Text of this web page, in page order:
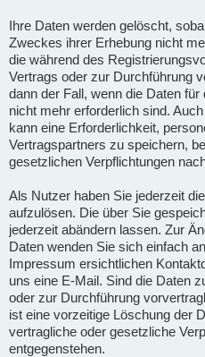
Ihre Daten werden gelöscht,
Zweckes ihrer Erhebung nicht
die während des
Vertrags oder zur Durchführung
dann der Fall, wenn die Daten
nicht mehr erforderlich sind.
kann eine Erforderlichkeit,
Vertragspartners zu speichern,
gesetzlichen Verpflichtungen
Als Nutzer haben Sie jederzeit
aufzulösen. Die über Sie
jederzeit abändern lassen. Zur
Daten wenden Sie sich einfach
Impressum ersichtlichen
uns eine E-Mail. Sind die Daten
oder zur Durchführung
ist eine vorzeitige Löschung der
vertragliche oder gesetzliche
entgegenstehen.